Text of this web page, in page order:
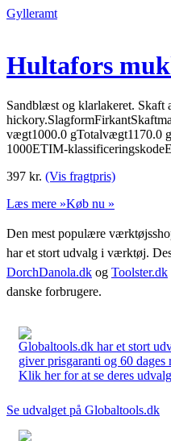
Gylleramt
Hultafors
Sandblæst og klarlakeret. Skaft
vægt1000.0 gTotalvægt1170.0
1000ETIM-
397 kr. (Vis fragtpris)
Læs mere »Køb nu »
Den mest populære
har et stort udvalg i værktøj.
DorchDanola.dk og Toolster.dk
danske forbrugere.
Globaltools.dk har et stort
giver prisgaranti og 60 dages
Klik her for at se deres
Se udvalget på Globaltools.dk